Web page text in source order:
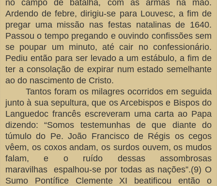
no campo de batalha, com as armas na mão.
Ardendo de febre, dirigiu-se para Louvesc, a fim de
pregar uma missão nas festas natalinas de 1640.
Passou o tempo pregando e ouvindo confissões sem
se poupar um minuto, até cair no confessionário.
Pediu então para ser levado a um estábulo, a fim de
ter a consolação de expirar num estado semelhante
ao do nascimento de Cristo.
Tantos foram os milagres ocorridos em seguida
junto à sua sepultura, que os Arcebispos e Bispos do
Languedoc francês escreveram uma carta ao Papa
dizendo: “Somos testemunhas de que diante do
túmulo do Pe. João Francisco de Régis os cegos
vêem, os coxos andam, os surdos ouvem, os mudos
falam, e o ruído dessas assombrosas
maravilhas espalhou-se por todas as nações”.(9) O
Sumo Pontífice Clemente XI beatificou então o